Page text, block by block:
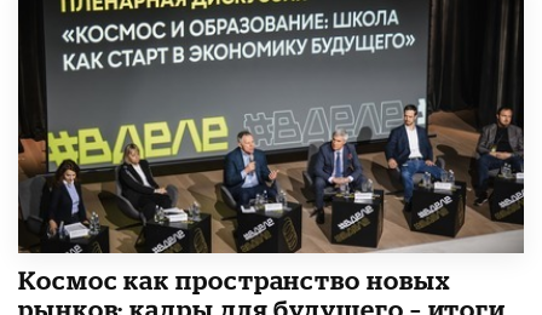
Космос как пространство новых
рынков: кадры для будущего – итоги